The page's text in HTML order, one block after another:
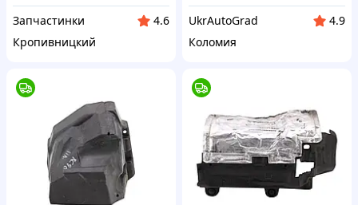
Запчастинки
4.6
Кропивницкий
UkrAutoGrad
4.9
Коломия